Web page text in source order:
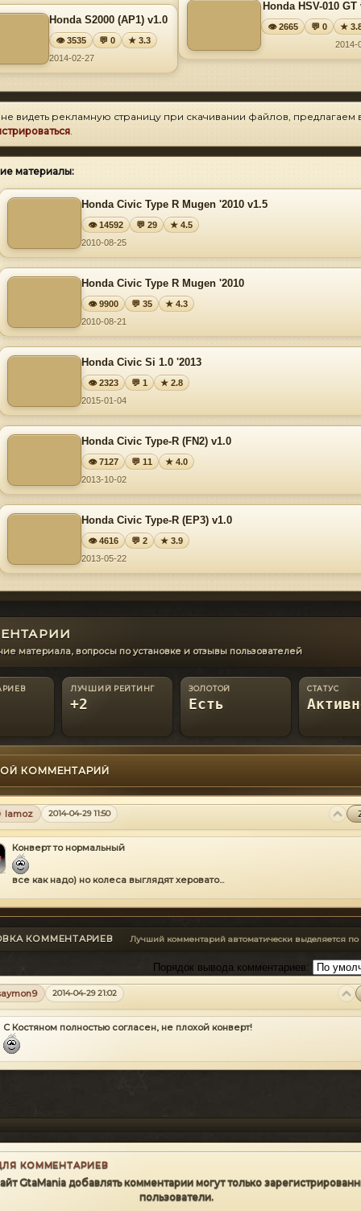
Honda S2000 (AP1) v1.0
👁 3535 💬 0
★ 3.3
2014-02-27
Honda HSV-010 GT
👁 2665 💬 0
★
2014-
видеть рекламную страницу при скачивании файлов, предлагаем
.
материалы:
Honda Civic Type R Mugen '2010 v1.5
👁 14592 💬 29
★ 4.5
2010-08-25
Honda Civic Type R Mugen '2010
👁 9900 💬 35
★ 4.3
2010-08-21
Honda Civic Si 1.0 '2013
👁 2323 💬 1
★ 2.8
2015-01-04
Honda Civic Type-R (FN2) v1.0
👁 7127 💬 11
★ 4.0
2013-10-02
Honda Civic Type-R (EP3) v1.0
👁 4616 💬 2
★ 3.9
2013-05-22
материала, вопросы по установке и отзывы пользователей
ЛУЧШИЙ РЕЙТИНГ
+2
ЗОЛОТОЙ
Есть
СТАТУС
КОММЕНТАРИЙ
lamoz 2014-04-29 11:50
Конверт то нормальный
все как надо) но колеса выглядят херовато...
КОММЕНТАРИЕВ Лучший комментарий автоматически выделяется по
Порядок вывода комментариев:
2014-04-29 21:02
С Костяном полностью согласен, не плохой конверт!
КОММЕНТАРИЕВ
GtaMania добавлять комментарии могут только
пользователи.